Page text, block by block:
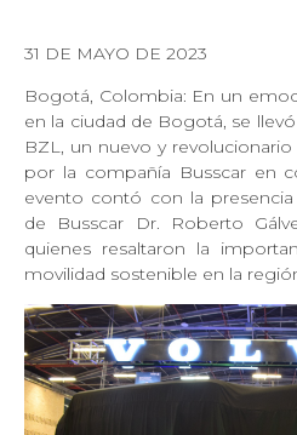
31 DE MAYO DE 2023
Bogotá, Colombia: En un
en la ciudad de Bogotá, se
BZL, un nuevo y
por la compañía Busscar en
evento contó con la
de Busscar Dr. Roberto
quienes resaltaron la
movilidad sostenible en la